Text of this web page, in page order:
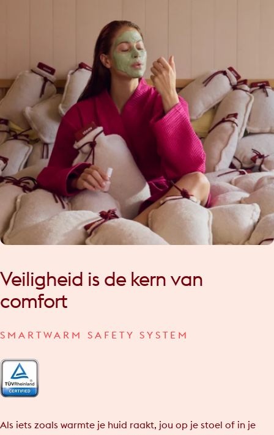
Veiligheid is de kern van
comfort
SMARTWARM SAFETY SYSTEM
Als iets zoals warmte je huid raakt, jou op je stoel of in je